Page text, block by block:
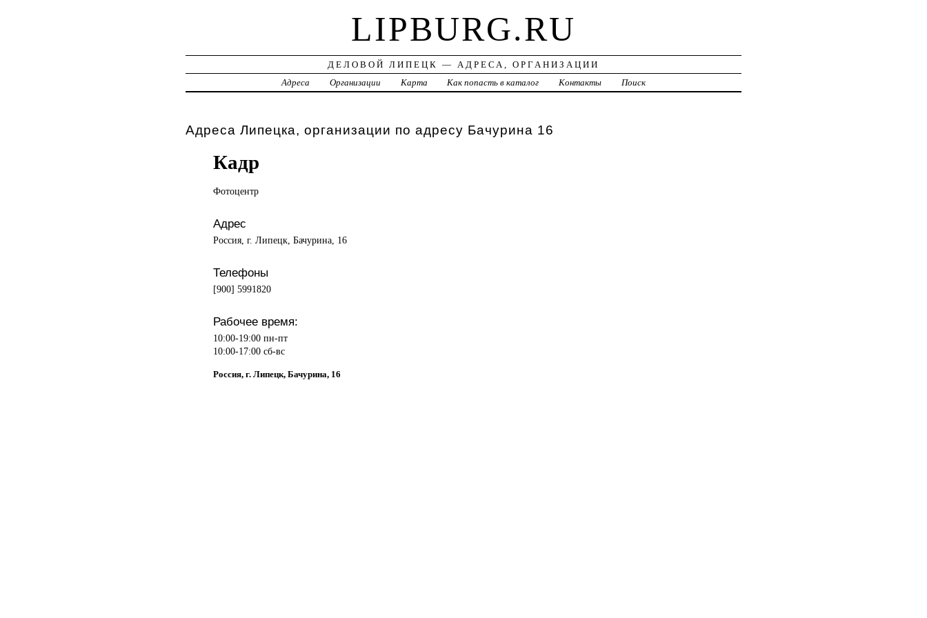
LIPBURG.RU
ДЕЛОВОЙ ЛИПЕЦК — АДРЕСА, ОРГАНИЗАЦИИ
Адреса
Организации Карта Как попасть в каталог Контакты Поиск
Адреса Липецка, организации по адресу Бачурина 16
Кадр
Фотоцентр
Адрес
Россия, г. Липецк, Бачурина, 16
Телефоны
[900] 5991820
Рабочее время:
10:00-19:00 пн-пт
10:00-17:00 сб-вс
Россия, г. Липецк, Бачурина, 16